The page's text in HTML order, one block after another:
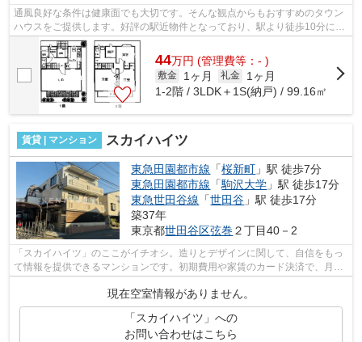
通風良好な条件は健康面でも大切です。そんな観点からもおすすめのタウン
ハウスをご提供します。好評の駅近物件となっており、駅より徒歩10分に立
地しています。最上階のタウンハウス...
44万円 (管理費等：- )
敷金 1ヶ月 礼金
1ヶ月
1-2階 / 3LDK＋1S(納戸) / 99.16㎡
賃貸 | マンション スカイハイツ
東急田園都市線 「桜新町 」駅 徒歩7分
東急田園都市線 「駒沢大学 」駅 徒歩17分
東急世田谷線 「世田谷 」駅 徒歩17分
築37年
東京都世田谷区弦巻 ２丁目40－2
「スカイハイツ」のここがイチオシ。造りとデザインに関して、自信をもっ
て情報を提供できるマンションです。初期費用や家賃のカード決済で、月々
の支払の手間を省けます。こちらの物...
現在空室情報がありません。
「スカイハイツ」への
お問い合わせはこちら